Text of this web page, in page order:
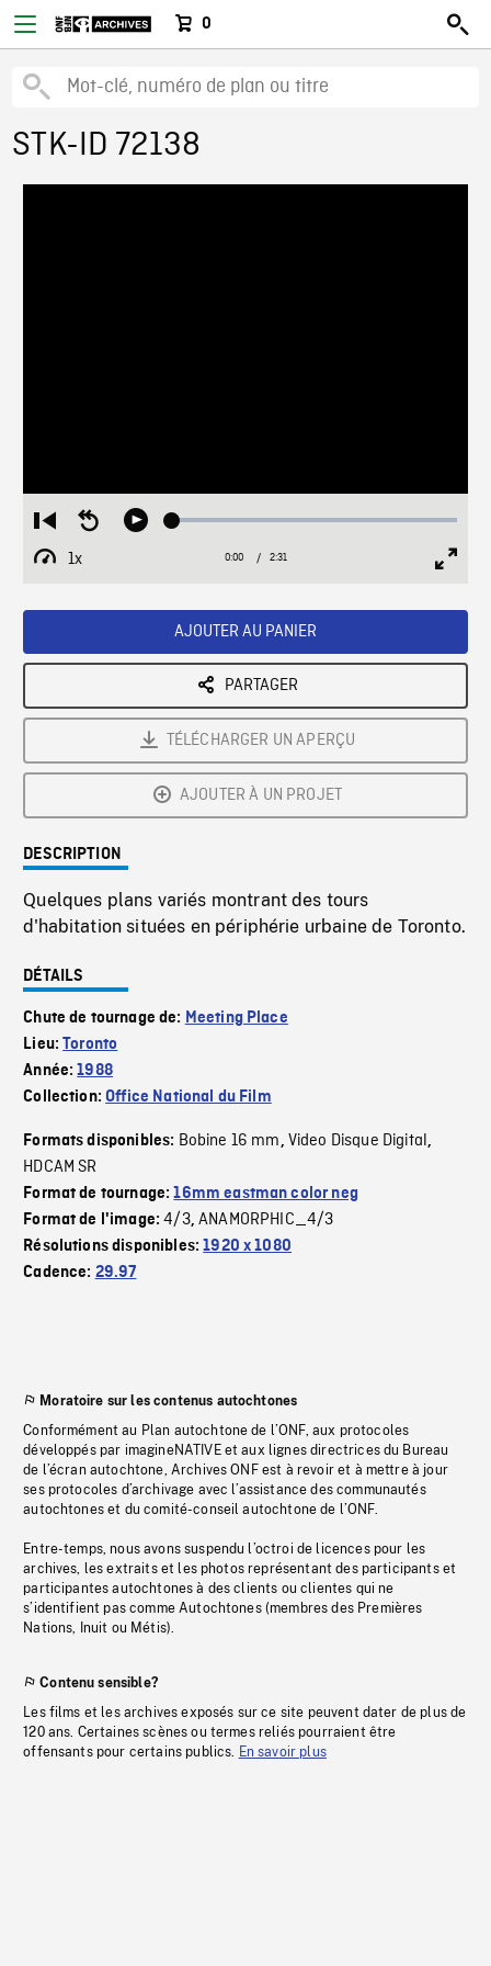
0
STK-ID 72138
Restart
from
beginning
Seek
Play Loaded:
1x
Playback
Current
0:00 / Duration
2:31
AJOUTER AU PANIER
PARTAGER
TÉLÉCHARGER UN APERÇU
AJOUTER À UN PROJET
DESCRIPTION
Quelques plans variés montrant des tours
d'habitation situées en périphérie urbaine de Toronto.
DÉTAILS
Chute de tournage de: Meeting Place
Lieu:Toronto
Année:1988
Collection:Office National du Film
Formats disponibles: Bobine 16 mm, Video Disque Digital,
HDCAM SR
Format de tournage:16mm eastman color neg
Format de l'image:4/3,ANAMORPHIC_4/3
Résolutions disponibles:1920 x 1080
Cadence: 29.97
Moratoire sur les contenus autochtones
Conformément au Plan autochtone de l’ONF, aux protocoles
développés par imagineNATIVE et aux lignes directrices du Bureau
de l’écran autochtone, Archives ONF est à revoir et à mettre à jour
ses protocoles d’archivage avec l’assistance des communautés
autochtones et du comité-conseil autochtone de l’ONF.
Entre-temps, nous avons suspendu l’octroi de licences pour les
archives, les extraits et les photos représentant des participants et
participantes autochtones à des clients ou clientes qui ne
s’identifient pas comme Autochtones (membres des Premières
Nations, Inuit ou Métis).
Contenu sensible?
Les films et les archives exposés sur ce site peuvent dater de plus de
120 ans. Certaines scènes ou termes reliés pourraient être
offensants pour certains publics. En savoir plus